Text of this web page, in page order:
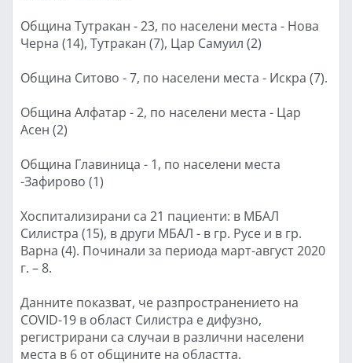
Община Тутракан - 23, по населени места - Нова
Черна (14), Тутракан (7), Цар Самуил (2)
Община Ситово - 7, по населени места - Искра (7).
Община Алфатар - 2, по населени места - Цар
Асен (2)
Община Главиница - 1, по населени места
-Зафирово (1)
Хоспитализирани са 21 пациенти: в МБАЛ
Силистра (15), в други МБАЛ - в гр. Русе и в гр.
Варна (4). Починали за периода март-август 2020
г. – 8.
Данните показват, че разпространението на
COVID-19 в област Силистра е дифузно,
регистрирани са случаи в различни населени
места в 6 от общините на областта.